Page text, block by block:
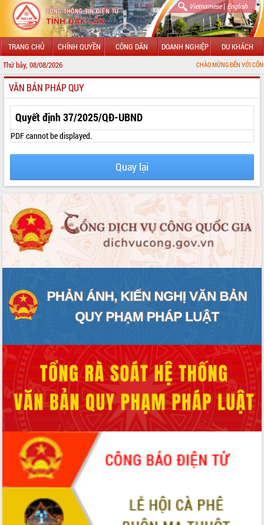
Vietnamese| English
TRANG CHỦ CHÍNH QUYỀN CÔNG DÂN DOANH NGHIỆP DU KHÁCH
Thứ bảy, 08/08/2026 CHÀO MỪNG ĐẾN VỚI CỔNG THÔNG
GIỚI THIỆU
LÃNH ĐẠO UBND TỈNH
TIN TỨC SỰ KIỆN
UBND CÁC XÃ, PHƯỜNG
THÔNG TIN CHỈ ĐẠO ĐIỀU HÀNH
HỆ THỐNG VĂN BẢN
VĂN BẢN HĐND TỈNH
QUY HOẠCH - KẾ HOẠCH
VĂN BẢN PHÁP QUY
Quyết định 37/2025/QĐ-UBND
PDF cannot be displayed.
Quay lại